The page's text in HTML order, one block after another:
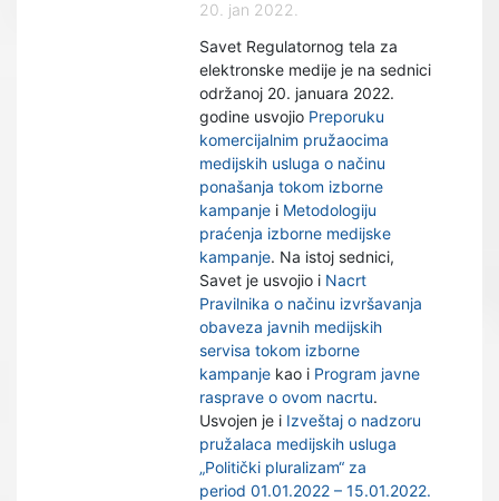
20. jan 2022.
Savet Regulatornog tela za
elektronske medije je na sednici
održanoj 20. januara 2022.
godine usvojio Preporuku
komercijalnim pružaocima
medijskih usluga o načinu
ponašanja tokom izborne
kampanje i Metodologiju
praćenja izborne medijske
kampanje. Na istoj sednici,
Savet je usvojio i Nacrt
Pravilnika o načinu izvršavanja
obaveza javnih medijskih
servisa tokom izborne
kampanje kao i Program javne
rasprave o ovom nacrtu.
Usvojen je i Izveštaj o nadzoru
pružalaca medijskih usluga
„Politički pluralizam“ za
period 01.01.2022 – 15.01.2022.